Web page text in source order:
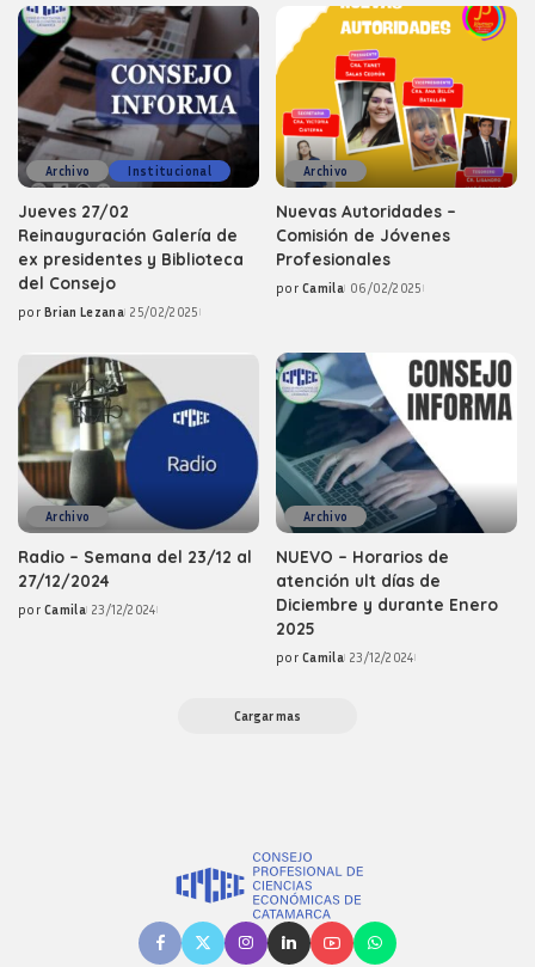
Archivo Institucional
Jueves 27/02
Reinauguración Galería de
ex presidentes y Biblioteca
del Consejo
Posted
por Brian Lezana 25/02/2025
Archivo
Nuevas Autoridades –
Comisión de Jóvenes
Profesionales
Posted
por Camila 06/02/2025
Archivo
Radio – Semana del 23/12 al
27/12/2024
Posted
por Camila 23/12/2024
Archivo
NUEVO – Horarios de
atención ult días de
Diciembre y durante Enero
2025
Posted
por Camila 23/12/2024
Cargar mas